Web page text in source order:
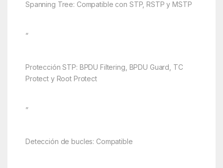
Spanning Tree: Compatible con STP, RSTP y MSTP
”
Protección STP: BPDU Filtering, BPDU Guard, TC
Protect y Root Protect
”
Detección de bucles: Compatible